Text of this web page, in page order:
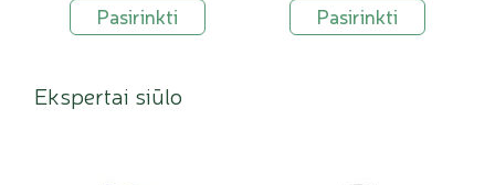
Pasirinkti Pasirinkti
Ekspertai siūlo